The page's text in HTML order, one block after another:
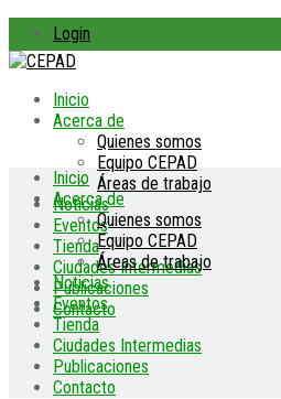
Login
Inicio
Acerca de
Quienes somos
Equipo CEPAD
Áreas de trabajo
Noticias
Eventos
Tienda
Ciudades Intermedias
Publicaciones
Contacto
Inicio
Acerca de
Quienes somos
Equipo CEPAD
Áreas de trabajo
Noticias
Eventos
Tienda
Ciudades Intermedias
Publicaciones
Contacto